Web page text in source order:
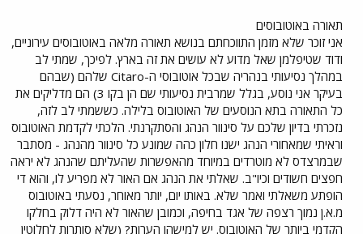
תאורה באוטובוסים
אני זוכר שלא מזמן התווכחתם בנושא תאורה מלאה באוטובוסים עירוניים,
ודוד שטיפלמן שאל מדוע לא עושים את זה בארץ. לפיכך, שמתי לב
במהלך נסיעותי בנהריה שבכל אוטובוסי ה-Citaro שלהם (שבהם
בעיקר אני נוסע, בגלל שמרבית נסיעותי שם הן בקו 3) הם מדליקים את
כל התאורה בתא הנוסעים של האוטובוס בלילה. כששמתי לב לזה,
נזכרתי בדיון שלכם על סינוור הנהג והסתקרנתי. הלכתי לקדמת האוטובוס
וראיתי שמאחורי הנהג ישנו חלון כהה שמונע כל סינוור מהנהג - מסתבר
שבמרצדס לא מוטרדים במיוחד מהאפשרות שהעליתם שהנהג לא יראה
חפצים חשודים וכיו"ב. שאלתי את הנהג אם האור לא מפריע לו, והוא די
הופתע משאלתי ואמר שלא. באותו יום, יותר מאוחר, נסעתי באוטובוס
מ.א.ן נמוך רצפה של אגד בחיפה, וכמובן שהאור לא היה דלוק בחלקו
הקדמי ביותר של האוטובוס. יש למישהו הערות? (שלא סותרות לחלוטין